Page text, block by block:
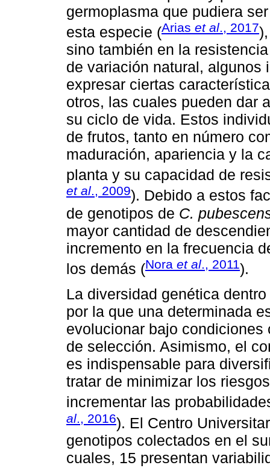
germoplasma que pudiera
esta especie (Arias et al., 2017
sino también en la
de variación natural, algunos
expresar ciertas
otros, las cuales pueden dar
su ciclo de vida. Estos
de frutos, tanto en número
maduración, apariencia y la
planta y su capacidad de
et al., 2009). Debido a estos
de genotipos de C.
mayor cantidad de
incremento en la frecuencia
los demás (Nora et al., 2011).
La diversidad genética
por la que una determinada
evolucionar bajo
de selección. Asimismo, el
es indispensable para
tratar de minimizar los
incrementar las
al., 2016). El Centro
genotipos colectados en el
cuales, 15 presentan